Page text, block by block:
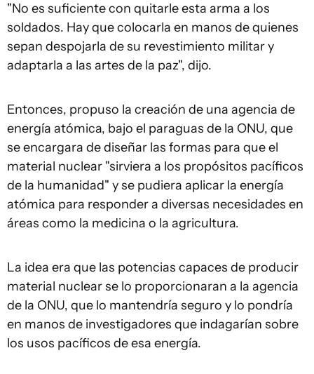
"No es suficiente con quitarle esta arma a los
soldados. Hay que colocarla en manos de quienes
sepan despojarla de su revestimiento militar y
adaptarla a las artes de la paz", dijo.
Entonces, propuso la creación de una agencia de
energía atómica, bajo el paraguas de la ONU, que
se encargara de diseñar las formas para que el
material nuclear "sirviera a los propósitos pacíficos
de la humanidad" y se pudiera aplicar la energía
atómica para responder a diversas necesidades en
áreas como la medicina o la agricultura.
La idea era que las potencias capaces de producir
material nuclear se lo proporcionaran a la agencia
de la ONU, que lo mantendría seguro y lo pondría
en manos de investigadores que indagarían sobre
los usos pacíficos de esa energía.